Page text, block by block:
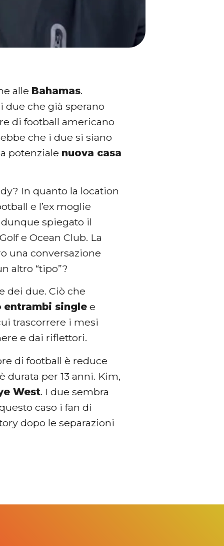
alle Bahamas.
due che già sperano
di football americano
che i due si siano
potenziale nuova casa
In quanto la location
e l’ex moglie
dunque spiegato il
e Ocean Club. La
una conversazione
altro “tipo”?
dei due. Ciò che
entrambi single e
trascorrere i mesi
e dai riflettori.
di football è reduce
durata per 13 anni. Kim,
West. I due sembra
caso i fan di
dopo le separazioni